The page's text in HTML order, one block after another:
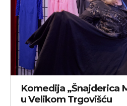
Komedija „Šnajderica
u Velikom Trgovišću